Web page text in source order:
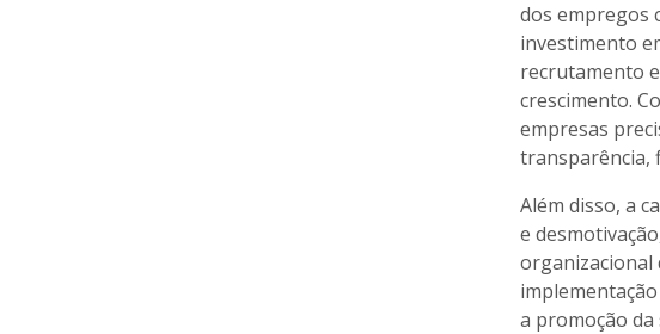
dos empregos
investimento
recrutamento
crescimento.
empresas
transparência,
Além disso, a
e
organizacional
a promoção